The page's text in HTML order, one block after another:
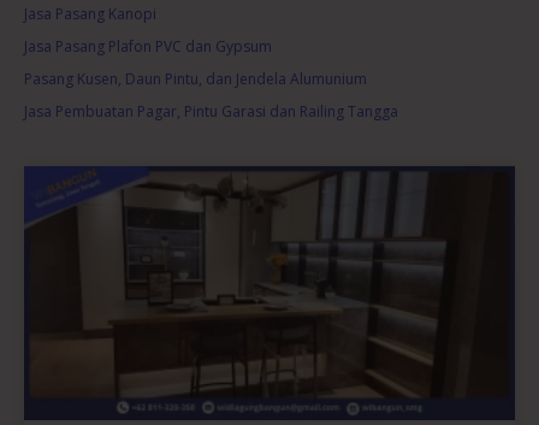
Jasa Pasang Kanopi
Jasa Pasang Plafon PVC dan Gypsum
Pasang Kusen, Daun Pintu, dan Jendela Alumunium
Jasa Pembuatan Pagar, Pintu Garasi dan Railing Tangga